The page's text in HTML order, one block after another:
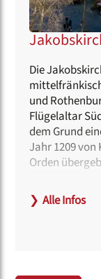
Die
und
Flügelaltar
dem Grund
Jahr 1209 von
Orden
Haltestelle:
Weißer Turm (U
zugänglich.
❯ Alle Infos